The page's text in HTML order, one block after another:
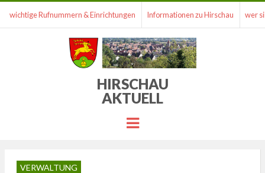
wichtige Rufnummern & Einrichtungen Informationen zu Hirschau wer
HIRSCHAU
AKTUELL
Menu
VERWALTUNG